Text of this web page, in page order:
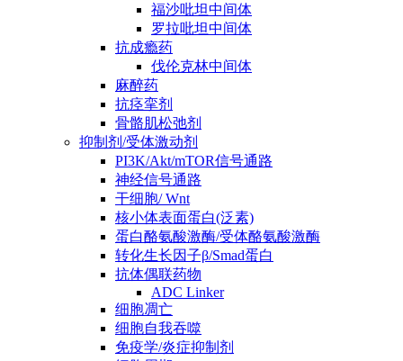
福沙吡坦中间体
罗拉吡坦中间体
抗成瘾药
伐伦克林中间体
麻醉药
抗痉挛剂
骨骼肌松弛剂
抑制剂/受体激动剂
PI3K/Akt/mTOR信号通路
神经信号通路
干细胞/ Wnt
核小体表面蛋白(泛素)
蛋白酪氨酸激酶/受体酪氨酸激酶
转化生长因子β/Smad蛋白
抗体偶联药物
ADC Linker
细胞凋亡
细胞自我吞噬
免疫学/炎症抑制剂